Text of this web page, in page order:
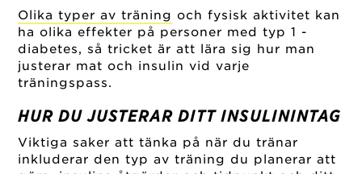
Olika typer av träning och fysisk aktivitet kan
ha olika effekter på personer med typ 1 -
diabetes, så tricket är att lära sig hur man
justerar mat och insulin vid varje
träningspass.
HUR DU JUSTERAR DITT INSULININTAG
Viktiga saker att tänka på när du tränar
inkluderar den typ av träning du planerar att